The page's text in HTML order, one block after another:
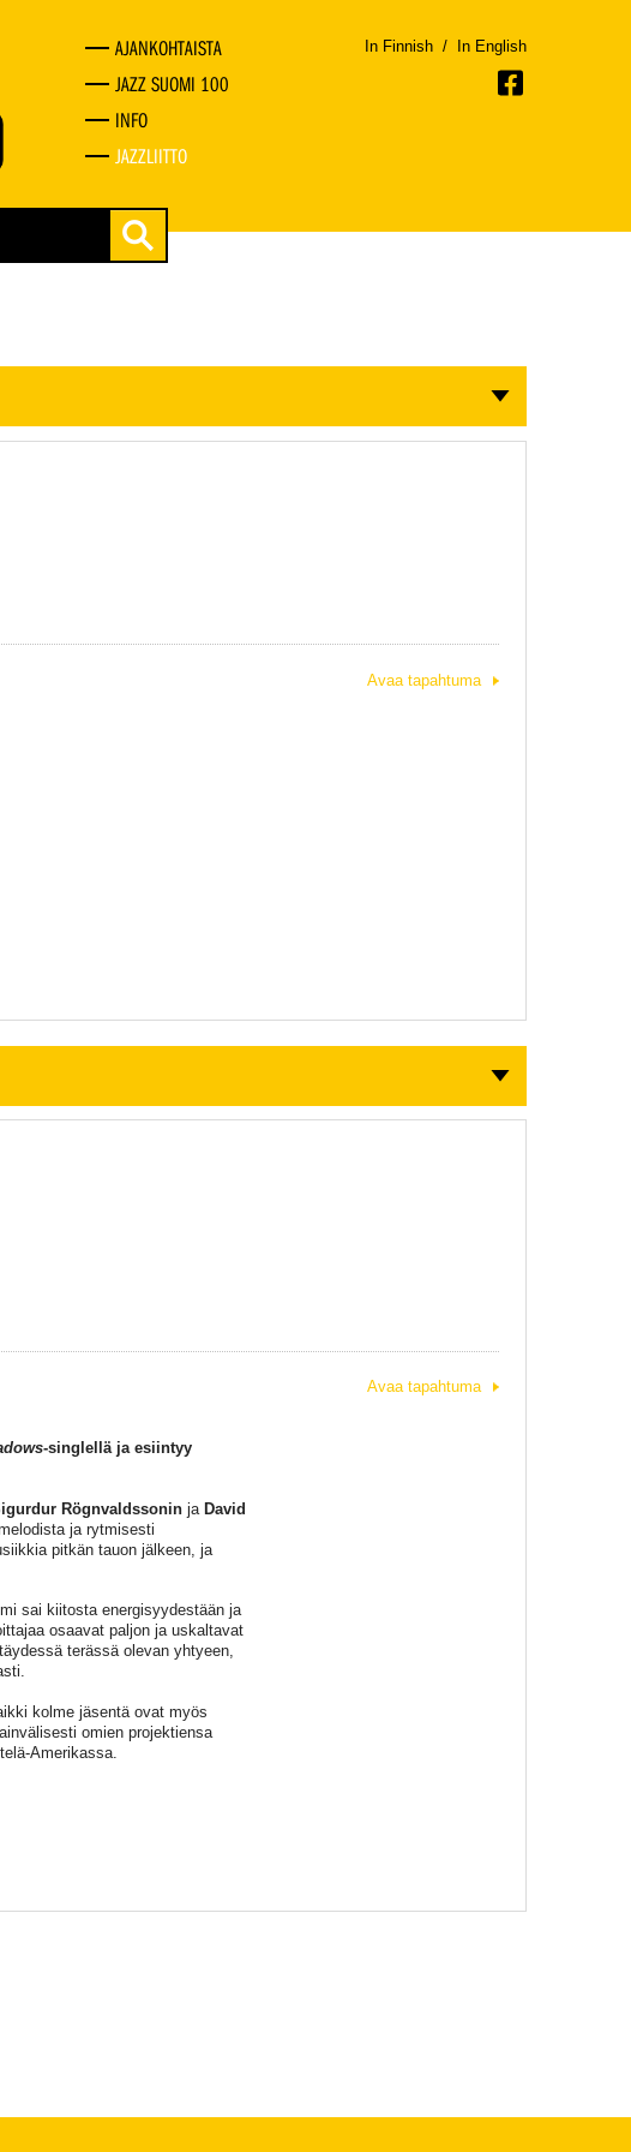
AJANKOHTAISTA
JAZZ SUOMI 100
INFO
JAZZLIITTO
In Finnish / In English
Avaa tapahtuma
-singlellä ja esiintyy
Rögnvaldssoninja David
ja rytmisesti
pitkän tauon jälkeen, ja
sai kiitosta energisyydestään ja
osaavat paljon ja uskaltavat
terässä olevan yhtyeen,
kolme jäsentä ovat myös
omien projektiensa
Amerikassa.
Avaa tapahtuma